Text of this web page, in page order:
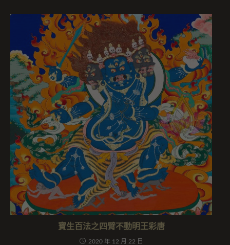
寶生百法之四臂不動明王彩唐
2020 年 12 月 22 日